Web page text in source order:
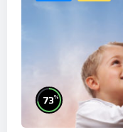
73%